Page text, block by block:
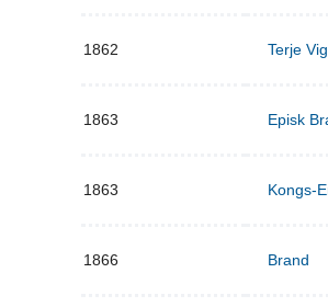
1862 Terje
1863 Episk
1863 Kongs-
1866 Brand